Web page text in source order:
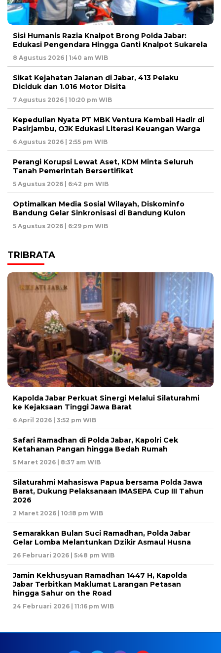
Sisi Humanis Razia Knalpot Brong Polda Jabar:
Edukasi Pengendara Hingga Ganti Knalpot Sukarela
8 Agustus 2026 | 1:40 am WIB
Sikat Kejahatan Jalanan di Jabar, 413 Pelaku
Diciduk dan 1.016 Motor Disita ‎
7 Agustus 2026 | 10:20 pm WIB
Kepedulian Nyata PT MBK Ventura Kembali Hadir di
Pasirjambu, OJK Edukasi Literasi Keuangan Warga
6 Agustus 2026 | 2:55 pm WIB
Perangi Korupsi Lewat Aset, KDM Minta Seluruh
Tanah Pemerintah Bersertifikat
5 Agustus 2026 | 6:42 pm WIB
Optimalkan Media Sosial Wilayah, Diskominfo
Bandung Gelar Sinkronisasi di Bandung Kulon
5 Agustus 2026 | 6:29 pm WIB
TRIBRATA
Kapolda Jabar Perkuat Sinergi Melalui Silaturahmi
ke Kejaksaan Tinggi Jawa Barat
6 April 2026 | 3:52 pm WIB
Safari Ramadhan di Polda Jabar, Kapolri Cek
Ketahanan Pangan hingga Bedah Rumah
5 Maret 2026 | 8:37 am WIB
Silaturahmi Mahasiswa Papua bersama Polda Jawa
Barat, Dukung Pelaksanaan IMASEPA Cup III Tahun
2026
2 Maret 2026 | 10:18 pm WIB
Semarakkan Bulan Suci Ramadhan, Polda Jabar
Gelar Lomba Melantunkan Dzikir Asmaul Husna
26 Februari 2026 | 5:48 pm WIB
Jamin Kekhusyuan Ramadhan 1447 H, Kapolda
Jabar Terbitkan Maklumat Larangan Petasan
hingga Sahur on the Road
24 Februari 2026 | 11:16 pm WIB